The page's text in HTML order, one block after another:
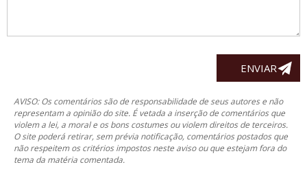
AVISO: Os comentários são de responsabilidade de seus autores e não
representam a opinião do site. É vetada a inserção de comentários que
violem a lei, a moral e os bons costumes ou violem direitos de terceiros.
O site poderá retirar, sem prévia notificação, comentários postados que
não respeitem os critérios impostos neste aviso ou que estejam fora do
tema da matéria comentada.